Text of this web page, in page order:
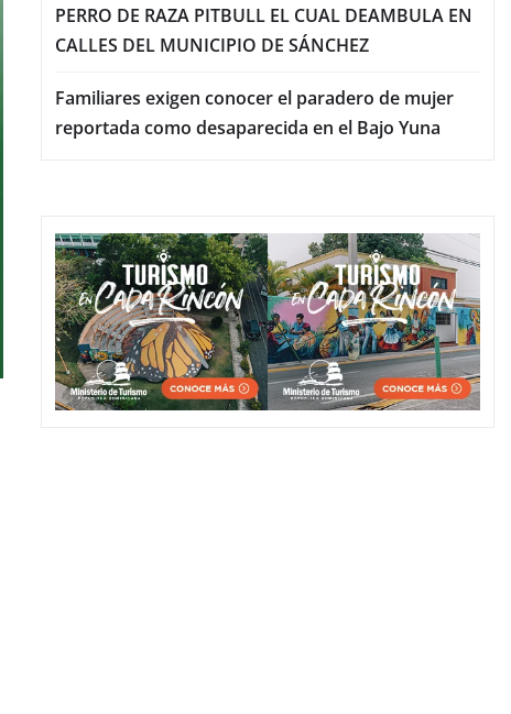
PERRO DE RAZA PITBULL EL CUAL DEAMBULA EN
CALLES DEL MUNICIPIO DE SÁNCHEZ
Familiares exigen conocer el paradero de mujer
reportada como desaparecida en el Bajo Yuna